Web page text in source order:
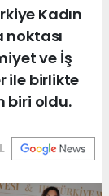
Kadın
noktası
ve İş
ile birlikte
biri oldu.